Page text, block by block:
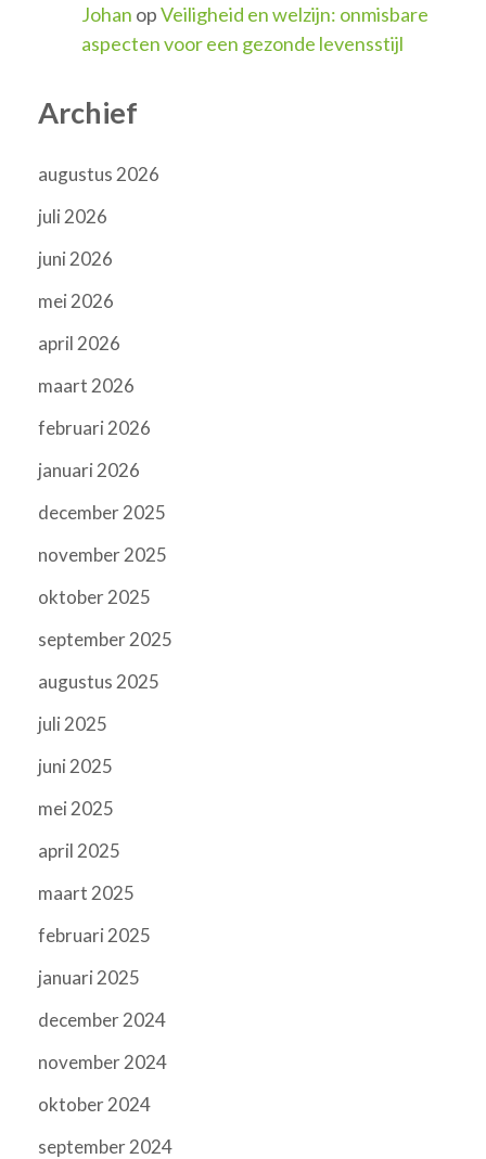
Johan opVeiligheid en welzijn: onmisbare
aspecten voor een gezonde levensstijl
Archief
augustus 2026
juli 2026
juni 2026
mei 2026
april 2026
maart 2026
februari 2026
januari 2026
december 2025
november 2025
oktober 2025
september 2025
augustus 2025
juli 2025
juni 2025
mei 2025
april 2025
maart 2025
februari 2025
januari 2025
december 2024
november 2024
oktober 2024
september 2024